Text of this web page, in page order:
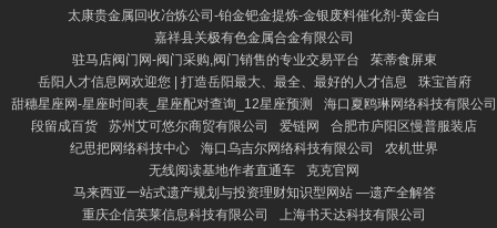
太康贵金属回收冶炼公司-铂金钯金提炼-金银废料催化剂-黄金白
嘉祥县关极有色金属合金有限公司
驻马店阀门网-阀门采购,阀门销售的专业交易平台
茱蒂食屏東
岳阳人才信息网欢迎您 | 打造岳阳最大、最全、最好的人才信息
珠宝首府
甜穗星座网-星座时间表_星座配对查询_12星座预测
海口夏鸥琳网络科技有限公司
段留成百货
苏州艾可悠尔商贸有限公司 爱链网
合肥市庐阳区慢普服装店
纪思把网络科技中心
海口乌吉尔网络科技有限公司
农机世界
无线阅读基地作者直通车
克克官网
马来西亚一站式遗产规划与投资理财知识型网站 —遗产全解答
重庆企信英莱信息科技有限公司
上海书天达科技有限公司